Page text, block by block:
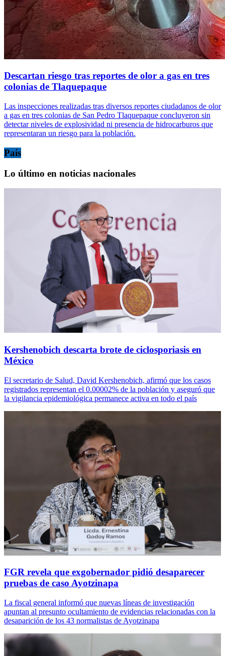
Descartan riesgo tras reportes de olor a gas en tres
colonias de Tlaquepaque
Las inspecciones realizadas tras diversos reportes ciudadanos de olor
a gas en tres colonias de San Pedro Tlaquepaque concluyeron sin
detectar niveles de explosividad ni presencia de hidrocarburos que
representaran un riesgo para la población.
País
Lo último en noticias nacionales
Kershenobich descarta brote de ciclosporiasis en
México
El secretario de Salud, David Kershenobich, afirmó que los casos
registrados representan el 0.00002% de la población y aseguró que
la vigilancia epidemiológica permanece activa en todo el país
FGR revela que exgobernador pidió desaparecer
pruebas de caso Ayotzinapa
La fiscal general informó que nuevas líneas de investigación
apuntan al presunto ocultamiento de evidencias relacionadas con la
desaparición de los 43 normalistas de Ayotzinapa